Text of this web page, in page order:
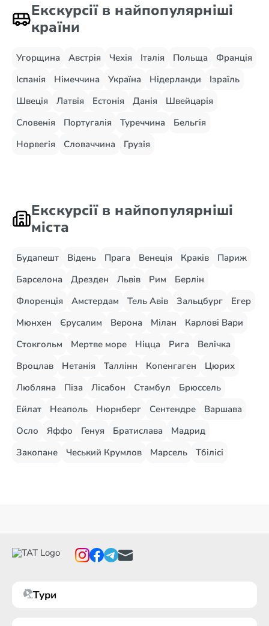
Екскурсії в найпопулярніші
країни
Угорщина Австрія Чехія Італія Польща
Франція
Іспанія
Німеччина Україна Нідерланди
Ізраїль
Швеція
Латвія Естонія Данія
Швейцарія
Словенія
Португалія Туреччина
Бельгія
Норвегія
Словаччина Грузія
Екскурсії в найпопулярніші
міста
Будапешт Відень Прага Венеція Краків
Париж
Барселона
Дрезден Львів Рим
Берлін
Флоренція
Амстердам Тель Авів Зальцбург
Егер
Мюнхен
Єрусалим Верона Мілан
Карлові Вари
Стокгольм
Мертве море Ніцца Рига
Велічка
Вроцлав
Нетанія Таллінн Копенгаген
Цюрих
Любляна
Піза Лісабон Стамбул
Брюссель
Ейлат
Неаполь Нюрнберг Сентендре
Варшава
Осло
Яффо Генуя Братислава
Мадрид
Закопане
Чеський Крумлов Марсель Тбілісі
Тури